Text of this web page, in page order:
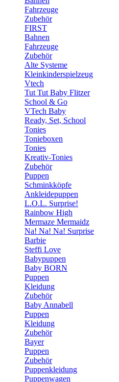
Fahrzeuge
Zubehör
FIRST
Bahnen
Fahrzeuge
Zubehör
Alte Systeme
Kleinkinderspielzeug
Vtech
Tut Tut Baby Flitzer
School & Go
VTech Baby
Ready, Set, School
Tonies
Tonieboxen
Tonies
Kreativ-Tonies
Zubehör
Puppen
Schminkköpfe
Ankleidepuppen
L.O.L. Surprise!
Rainbow High
Mermaze Mermaidz
Na! Na! Na! Surprise
Barbie
Steffi Love
Babypuppen
Baby BORN
Puppen
Kleidung
Zubehör
Baby Annabell
Puppen
Kleidung
Zubehör
Bayer
Puppen
Zubehör
Puppenkleidung
Puppenwagen